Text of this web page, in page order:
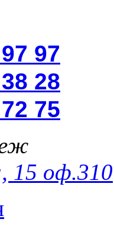
97
28
75
15 оф.310